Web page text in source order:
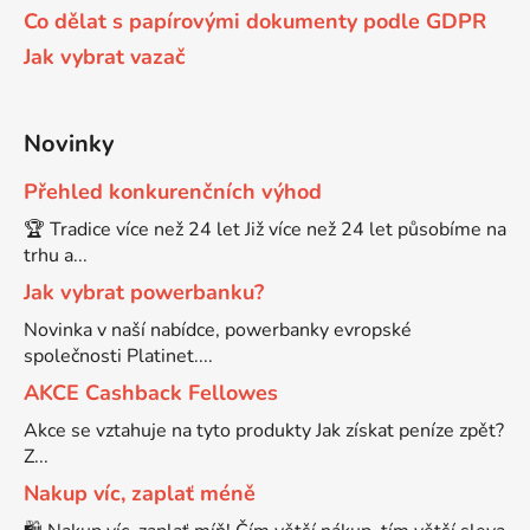
DCP-J132
DCP-J132DW
DCP-J132W
DCP-J140W
Brother DCP-8250DN
Brother DCP-8880
Brother DCP-8880DN
Brother DCP-8890
Brother DCP-8890DW
Brother DCP-9010
Brother DCP-9010CN
Co dělat s papírovými dokumenty podle GDPR
Jak vybrat vazač
Novinky
Přehled konkurenčních výhod
🏆 Tradice více než 24 let Již více než 24 let působíme na
trhu a...
Jak vybrat powerbanku?
Novinka v naší nabídce, powerbanky evropské
společnosti Platinet....
AKCE Cashback Fellowes
Akce se vztahuje na tyto produkty Jak získat peníze zpět?
Z...
Nakup víc, zaplať méně